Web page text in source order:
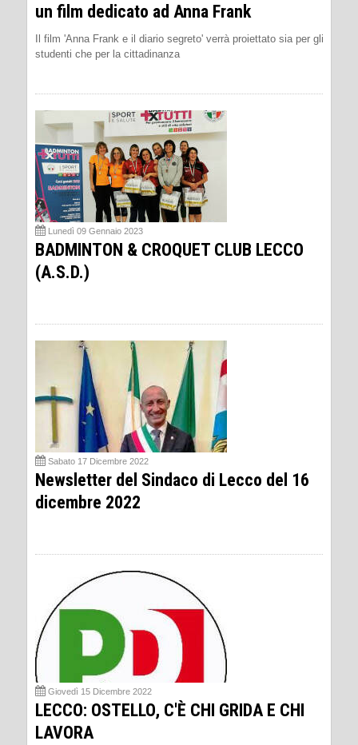
un film dedicato ad Anna Frank
Il film 'Anna Frank e il diario segreto' verrà proiettato sia per gli
studenti che per la cittadinanza
Lunedì 09 Gennaio 2023
BADMINTON & CROQUET CLUB LECCO
(A.S.D.)
Sabato 17 Dicembre 2022
Newsletter del Sindaco di Lecco del 16
dicembre 2022
Giovedì 15 Dicembre 2022
LECCO: OSTELLO, C'È CHI GRIDA E CHI
LAVORA